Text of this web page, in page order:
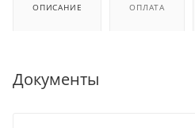
ОПИСАНИЕ ОПЛАТА
Документы